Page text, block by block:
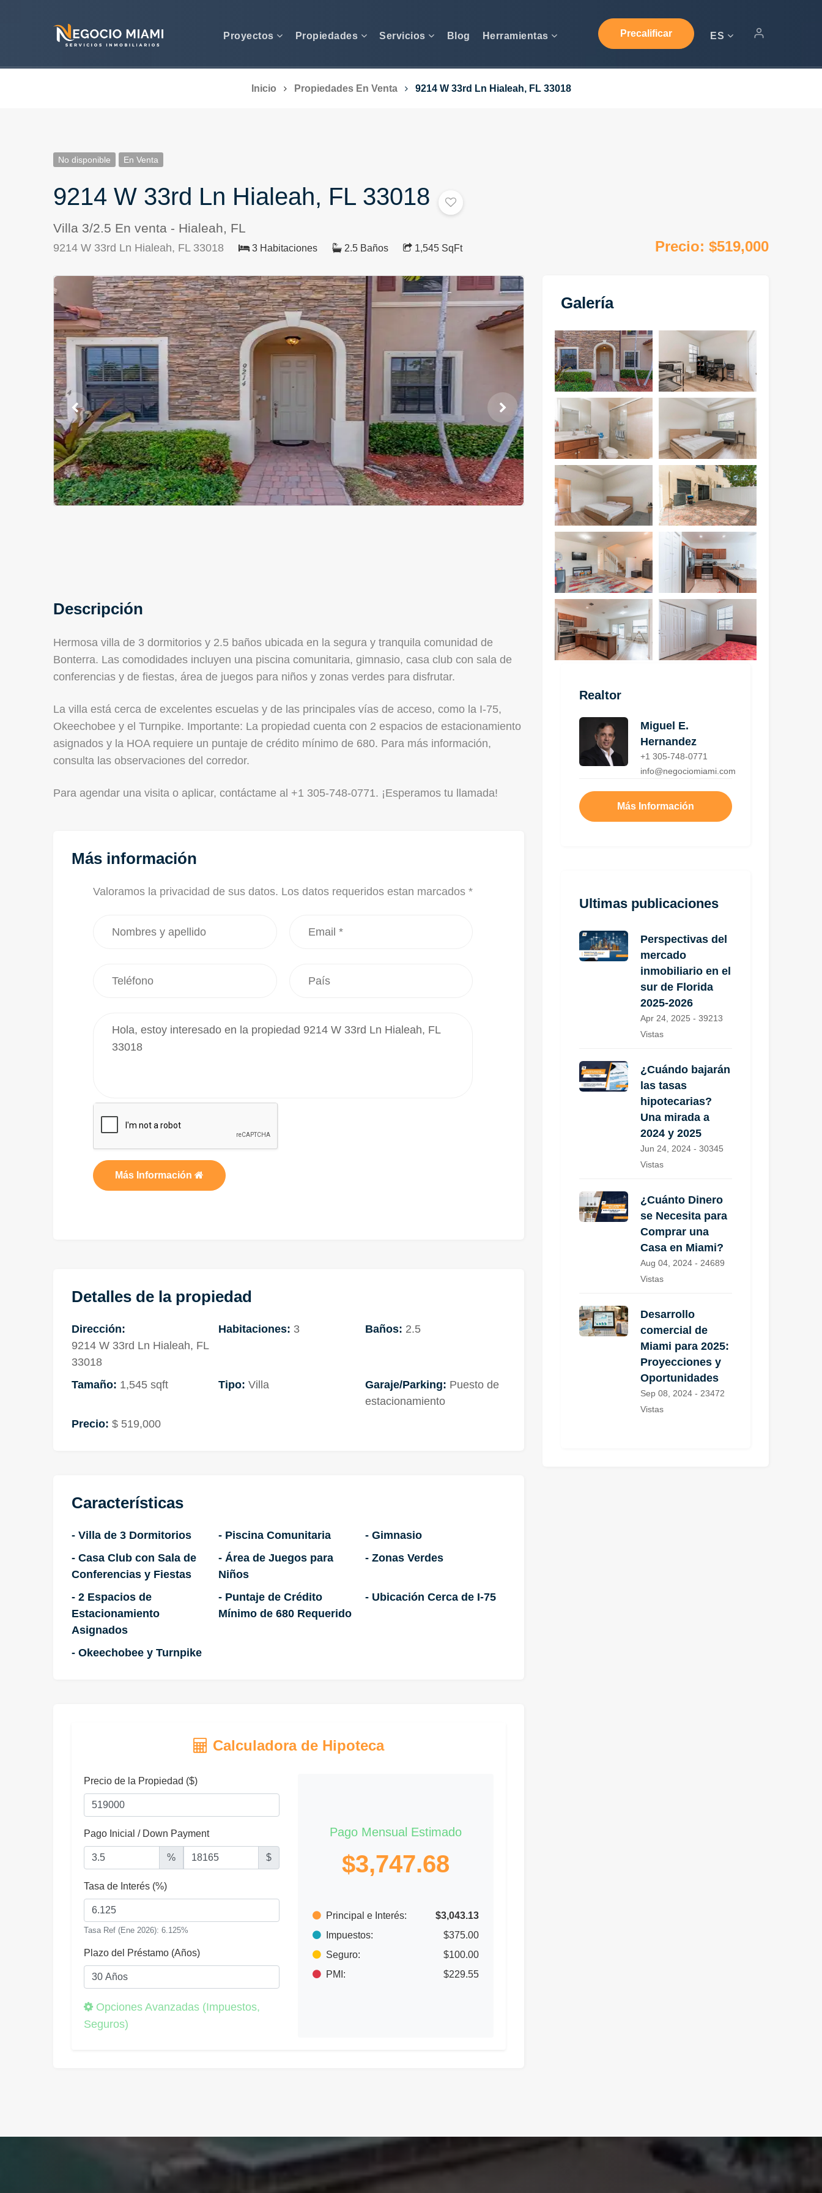
Proyectos Propiedades Servicios Blog Herramientas Precalificar ES
Inicio Propiedades En Venta 9214 W 33rd Ln Hialeah, FL 33018
No disponible En Venta
9214 W 33rd Ln Hialeah, FL 33018
Villa 3/2.5 En venta - Hialeah, FL
9214 W 33rd Ln Hialeah, FL 33018 3 Habitaciones 2.5 Baños 1,545 SqFt Precio: $519,000
Descripción
Hermosa villa de 3 dormitorios y 2.5 baños ubicada en la segura y tranquila comunidad de
Bonterra. Las comodidades incluyen una piscina comunitaria, gimnasio, casa club con sala de
conferencias y de fiestas, área de juegos para niños y zonas verdes para disfrutar.
La villa está cerca de excelentes escuelas y de las principales vías de acceso, como la I-75,
Okeechobee y el Turnpike. Importante: La propiedad cuenta con 2 espacios de estacionamiento
asignados y la HOA requiere un puntaje de crédito mínimo de 680. Para más información,
consulta las observaciones del corredor.
Para agendar una visita o aplicar, contáctame al +1 305-748-0771. ¡Esperamos tu llamada!
Más información
Valoramos la privacidad de sus datos. Los datos requeridos estan marcados *
Más Información
Detalles de la propiedad
Dirección:
9214 W 33rd Ln Hialeah, FL
33018
Habitaciones: 3 Baños: 2.5
Tamaño: 1,545 sqft Tipo: Villa Garaje/Parking: Puesto de
estacionamiento
Precio: $ 519,000
Características
- Villa de 3 Dormitorios - Piscina Comunitaria
- Gimnasio
- Casa Club con Sala de
Conferencias y Fiestas
- Área de Juegos para
Niños
- Zonas Verdes
- 2 Espacios de
Estacionamiento
Asignados
- Puntaje de Crédito
Mínimo de 680 Requerido
- Ubicación Cerca de I-75
- Okeechobee y Turnpike
Calculadora de Hipoteca
Precio de la Propiedad ($)
Pago Inicial / Down Payment
% $
Tasa de Interés (%)
Tasa Ref (Ene 2026): 6.125%
Plazo del Préstamo (Años)
Opciones Avanzadas (Impuestos,
Seguros)
Pago Mensual Estimado
$3,747.68
Principal e Interés:
$3,043.13
Impuestos:
$375.00
Seguro:
$100.00
PMI:
$229.55
Galería
Realtor
Miguel E.
Hernandez
+1 305-748-0771
info@negociomiami.com
Más Información
Ultimas publicaciones
Perspectivas del
mercado
inmobiliario en el
sur de Florida
2025-2026
Apr 24, 2025 - 39213
Vistas
¿Cuándo bajarán
las tasas
hipotecarias?
Una mirada a
2024 y 2025
Jun 24, 2024 - 30345
Vistas
¿Cuánto Dinero
se Necesita para
Comprar una
Casa en Miami?
Aug 04, 2024 - 24689
Vistas
Desarrollo
comercial de
Miami para 2025:
Proyecciones y
Oportunidades
Sep 08, 2024 - 23472
Vistas